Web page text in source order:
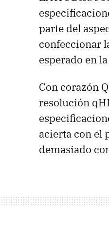
parte del
confeccionar
esperado en
Con corazón
resolución
acierta con el
demasiado